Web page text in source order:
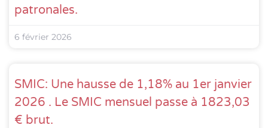
patronales.
6 février 2026
SMIC: Une hausse de 1,18% au 1er janvier
2026 . Le SMIC mensuel passe à 1823,03
€ brut.